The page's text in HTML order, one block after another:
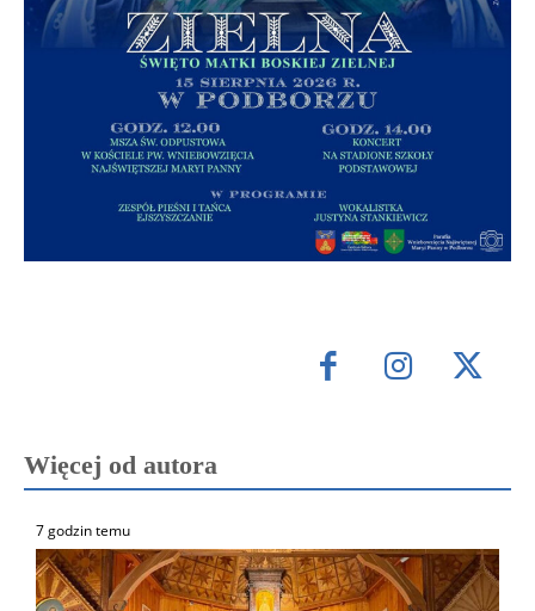
Więcej od autora
7 godzin temu